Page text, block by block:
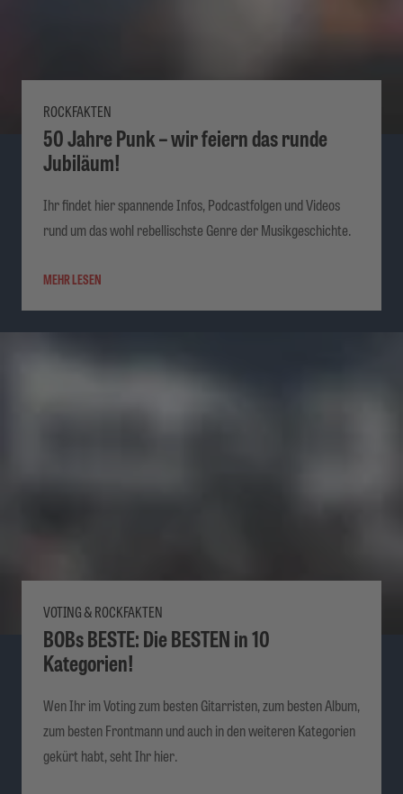
ROCKFAKTEN
50 Jahre Punk – wir feiern das runde
Jubiläum!
Ihr findet hier spannende Infos, Podcastfolgen und Videos
rund um das wohl rebellischste Genre der Musikgeschichte.
MEHR LESEN
VOTING & ROCKFAKTEN
BOBs BESTE: Die BESTEN in 10
Kategorien!
Wen Ihr im Voting zum besten Gitarristen, zum besten Album,
zum besten Frontmann und auch in den weiteren Kategorien
gekürt habt, seht Ihr hier.